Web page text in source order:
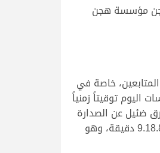
مؤسسة هجن
خاصة في
اليوم توقيتاً زمنياً
ضئيل عن الصدارة
وبتوقيت زمني قدره 9.18.83 دقيقة، فيما جاءت “الحذرة” مع المضمر الشاب جابر بن سالم بن فاران في المركز الثالث بتوقيت زمني مميز قدره 9.18.87 دقيقة، وهو